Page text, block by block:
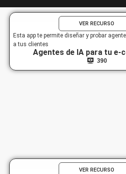
VER RECURSO
Esta app te permite diseñar y probar
a tus clientes
Agentes de IA para tu e-
390
VER RECURSO